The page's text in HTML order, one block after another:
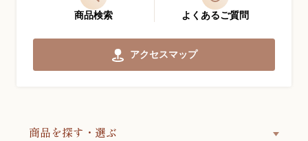
商品検索 よくあるご質問
アクセスマップ
商品を探す・選ぶ